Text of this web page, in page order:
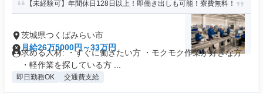
【未経験可】年間休日128日以上！即働き出しも可能！寮費無料！
茨城県つくばみらい市
月給26万5000円～33万円
求める人材: ・すぐに働きたい方 ・モクモク作業が好きな方
・軽作業を探している方 ...
即日勤務OK 交通費支給